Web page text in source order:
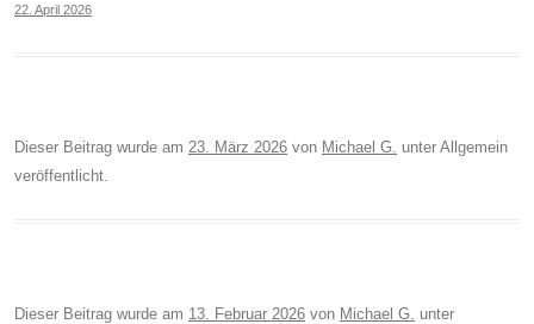
22. April 2026
Dieser Beitrag wurde am 23. März 2026 von Michael G. unter Allgemein
veröffentlicht.
Dieser Beitrag wurde am 13. Februar 2026 von Michael G. unter